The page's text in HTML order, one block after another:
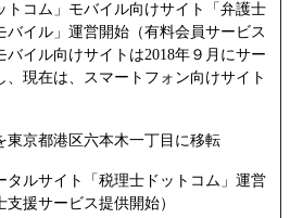
トコム」モバイル向けサイト「弁護士
バイル」運営開始（有料会員サービス
バイル向けサイトは2018年９月にサー
、現在は、スマートフォン向けサイト
東京都港区六本木一丁目に移転
タルサイト「税理士ドットコム」運営
支援サービス提供開始）